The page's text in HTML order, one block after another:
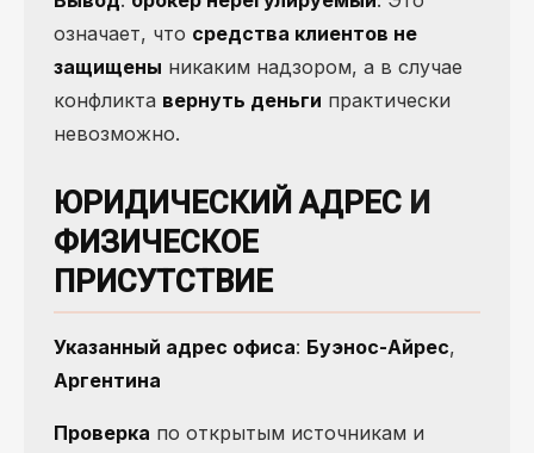
означает, что средства клиентов не
защищены никаким надзором, а в случае
конфликта вернуть деньги практически
невозможно.
ЮРИДИЧЕСКИЙ АДРЕС И
ФИЗИЧЕСКОЕ
ПРИСУТСТВИЕ
Указанный адрес офиса: Буэнос-Айрес,
Аргентина
Проверка по открытым источникам и